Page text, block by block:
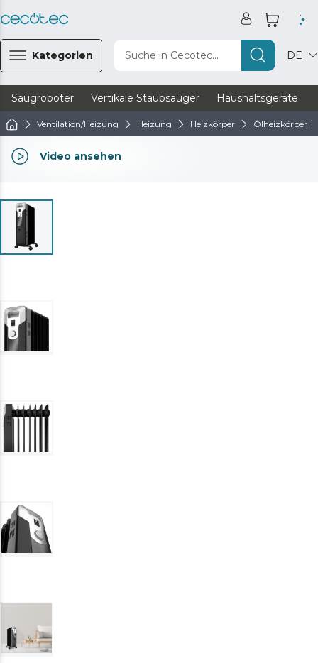
Kategorien Suche in Cecotec... DE
Saugroboter Vertikale Staubsauger Haushaltsgeräte
Ventilation/Heizung Heizung Heizkörper Ölheizkörper
Video ansehen